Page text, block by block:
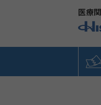
医療